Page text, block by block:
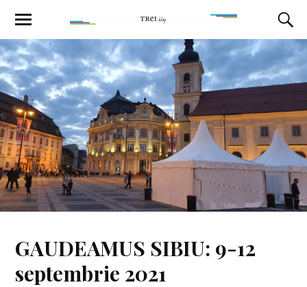
GAUDEAMUS SIBIU: 9-12
septembrie 2021